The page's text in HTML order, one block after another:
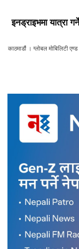
इनड्राइभमा यात्रा
काठमाडौं । ग्लोबल मोबिलिटी